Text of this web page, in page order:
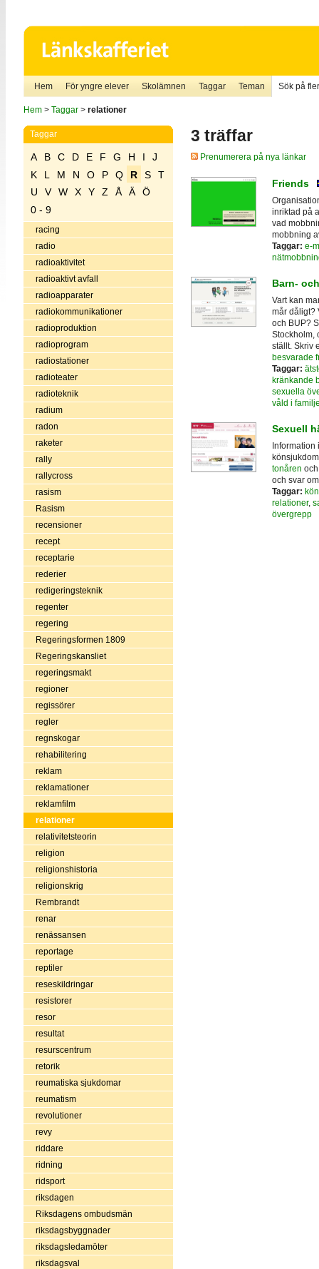
Hem För yngre elever Skolämnen Taggar Teman Sök på
Hem> Taggar> relationer
Taggar
A B C D E F G H I
J
K
L M N O P Q R S
T
U
V W X Y Z Å Ä
Ö
0 - 9
racing
radio
radioaktivitet
radioaktivt avfall
radioapparater
radiokommunikationer
radioproduktion
radioprogram
radiostationer
radioteater
radioteknik
radium
radon
raketer
rally
rallycross
rasism
Rasism
recensioner
recept
receptarie
rederier
redigeringsteknik
regenter
regering
Regeringsformen 1809
Regeringskansliet
regeringsmakt
regioner
regissörer
regler
regnskogar
rehabilitering
reklam
reklamationer
reklamfilm
relationer
relativitetsteorin
religion
religionshistoria
religionskrig
Rembrandt
renar
renässansen
reportage
reptiler
reseskildringar
resistorer
resor
resultat
resurscentrum
retorik
reumatiska sjukdomar
reumatism
revolutioner
revy
riddare
ridning
ridsport
riksdagen
Riksdagens ombudsmän
riksdagsbyggnader
riksdagsledamöter
riksdagsval
3 träffar
Prenumerera på nya länkar
Friends
inriktad på
vad
mobbning
Taggar: e-
Barn-
Vart kan
mår dåligt?
och BUP?
Stockholm,
ställt. Skriv
besvarade
Taggar:
kränkande
sexuella
våld i
Sexuell
tonåren
och svar
Taggar:
relationer,
övergrepp